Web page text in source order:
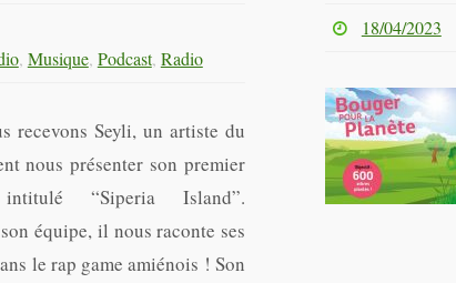
, Musique, Podcast, Radio
recevons Seyli, un artiste du
nous présenter son premier
“Siperia Island”.
équipe, il nous raconte ses
le rap game amiénois ! Son
18/04/2023